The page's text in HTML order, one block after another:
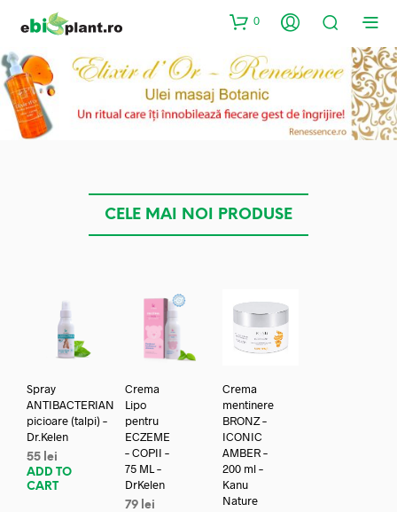
0
CELE MAI NOI PRODUSE
Spray
ANTIBACTERIAN
picioare (talpi) –
Dr.Kelen
55 lei
ADD TO
CART
Crema
Lipo
pentru
ECZEME
– COPII –
75 ML –
DrKelen
79 lei
Crema
mentinere
BRONZ –
ICONIC
AMBER –
200 ml –
Kanu
Nature